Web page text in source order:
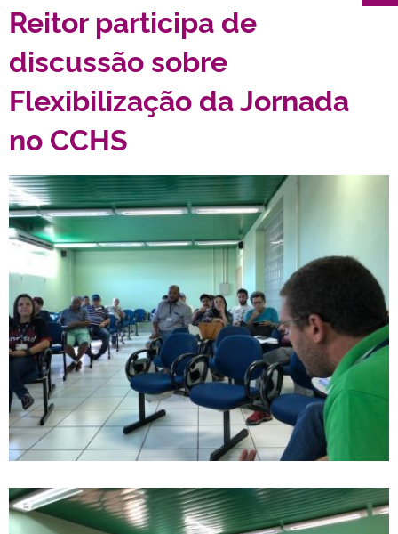
PORTARIAS
Reitor participa de
discussão sobre
Flexibilização da Jornada
no CCHS